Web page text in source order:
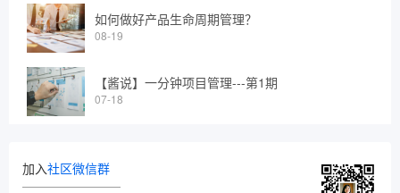
如何做好产品生命周期管理？
08-19
【酱说】一分钟项目管理---第1期
07-18
加入社区微信群